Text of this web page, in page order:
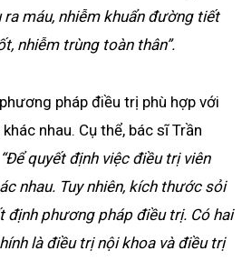
máu, nhiễm khuẩn đường tiết
nhiễm trùng toàn thân”.
pháp điều trị phù hợp với
nhau. Cụ thể, bác sĩ Trần
“Để quyết định việc điều trị viên
nhau. Tuy nhiên, kích thước sỏi
định phương pháp điều trị. Có hai
là điều trị nội khoa và điều trị